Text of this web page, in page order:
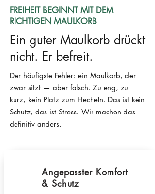
FREIHEIT BEGINNT MIT DEM
RICHTIGEN MAULKORB
Ein guter Maulkorb drückt
nicht. Er befreit.
Der häufigste Fehler: ein Maulkorb, der
zwar sitzt — aber falsch. Zu eng, zu
kurz, kein Platz zum Hecheln. Das ist kein
Schutz, das ist Stress. Wir machen das
definitiv anders.
Angepasster Komfort
& Schutz